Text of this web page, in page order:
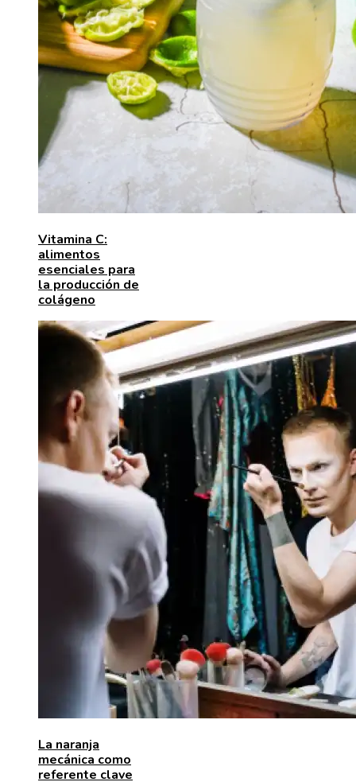
Vitamina C:
alimentos
esenciales para
la producción de
colágeno
La naranja
mecánica como
referente clave